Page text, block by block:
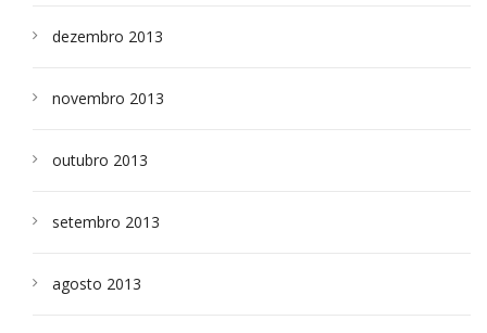
dezembro 2013
novembro 2013
outubro 2013
setembro 2013
agosto 2013